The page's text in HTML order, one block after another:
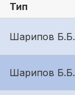
Тип
Шарипов Б.Б.
Шарипов Б.Б.